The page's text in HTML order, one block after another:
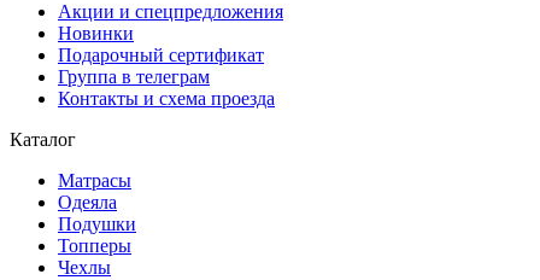
Акции и спецпредложения
Новинки
Подарочный сертификат
Группа в телеграм
Контакты и схема проезда
Каталог
Матрасы
Одеяла
Подушки
Топперы
Чехлы